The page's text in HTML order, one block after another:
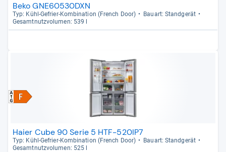
Beko GNE60530DXN
Typ: Kühl-​Gefrier-​Kom­bi­na­tion (French Door)
Bau­art: Stand­ge­rät
Gesamt­nutz­vo­lu­men: 539 l
Haier Cube 90 Serie 5 HTF-520IP7
Typ: Kühl-​Gefrier-​Kom­bi­na­tion (French Door)
Bau­art: Stand­ge­rät
Gesamt­nutz­vo­lu­men: 525 l